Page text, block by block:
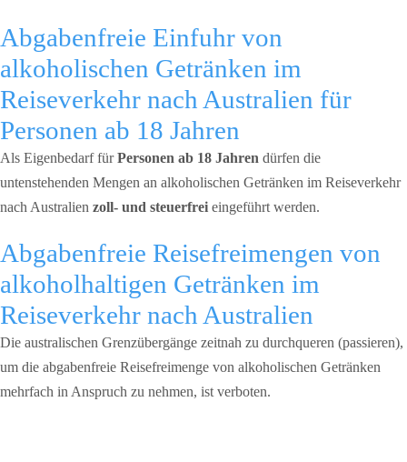
Abgabenfreie Einfuhr von
alkoholischen Getränken im
Reiseverkehr nach Australien für
Personen ab 18 Jahren
Als Eigenbedarf fürPersonen ab 18 Jahren dürfen die
untenstehenden Mengen an alkoholischen Getränken im Reiseverkehr
nach Australien zoll- und steuerfrei eingeführt werden.
Abgabenfreie Reisefreimengen von
alkoholhaltigen Getränken im
Reiseverkehr nach Australien
Die australischen Grenzübergänge zeitnah zu durchqueren (passieren),
um die abgabenfreie Reisefreimenge von alkoholischen Getränken
mehrfach in Anspruch zu nehmen, ist verboten.